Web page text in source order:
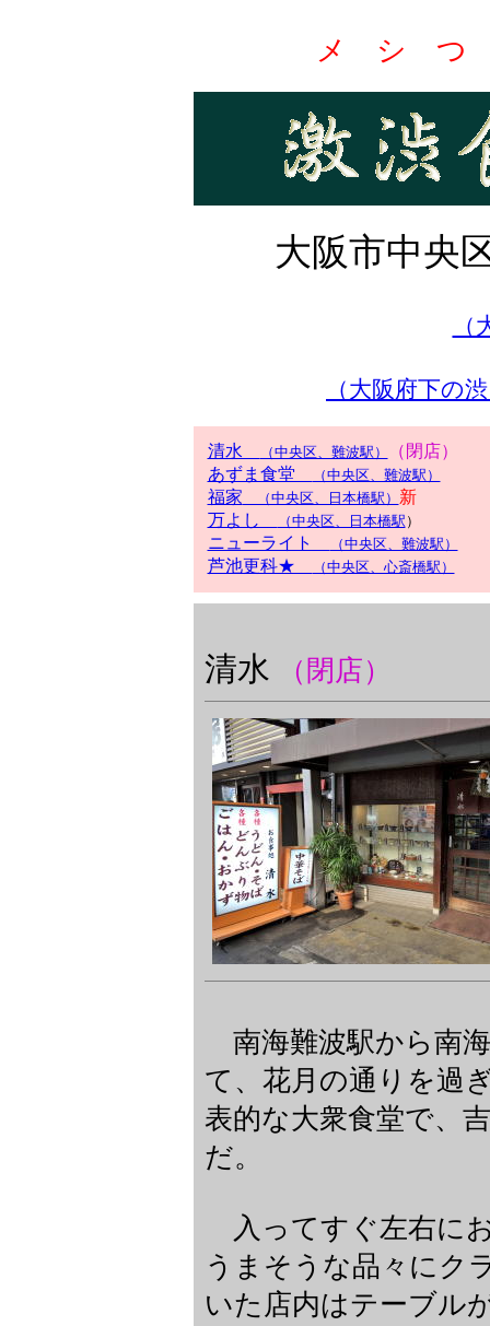
メ シ つ
大阪市中央
（大阪府下の
清水 （中央区、難波駅）
（閉店）
あずま食堂
（中央区、難波駅）
福家 （中央区、日本橋駅） 新
万よし
（中央区、日本橋駅 ）
ニューライト （中央区、難波駅）
芦池更科★ （中央区、心斎橋駅）
清水 （閉店）
南海難波駅から南
て、花月の通りを過
表的な大衆食堂で、
だ。
入ってすぐ左右に
うまそうな品々にク
いた店内はテーブル